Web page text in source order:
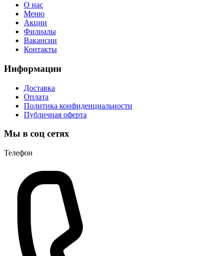
О нас
Меню
Акции
Филиалы
Вакансии
Контакты
Информации
Доставка
Оплата
Политика конфиденциальности
Публичная оферта
Мы в соц сетях
Телефон